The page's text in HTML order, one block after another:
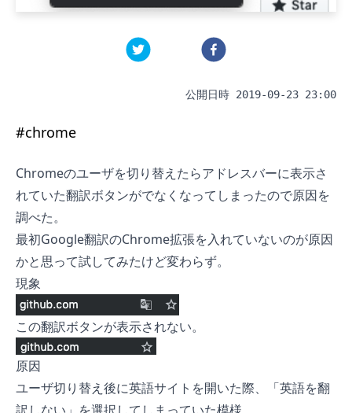
公開日時 2019-09-23 23:00
#chrome
Chromeのユーザを切り替えたらアドレスバーに表示さ
れていた翻訳ボタンがでなくなってしまったので原因を
調べた。
最初Google翻訳のChrome拡張を入れていないのが原因
かと思って試してみたけど変わらず。
現象
この翻訳ボタンが表示されない。
原因
ユーザ切り替え後に英語サイトを開いた際、「英語を翻